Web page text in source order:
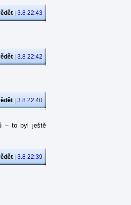
| 3.8 22:43
| 3.8 22:42
| 3.8 22:40
– to byl ještě
| 3.8 22:39